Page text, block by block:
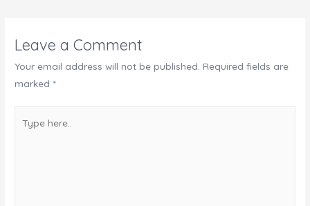
Leave a Comment
Your email address will not be published. Required fields are
marked *
here..